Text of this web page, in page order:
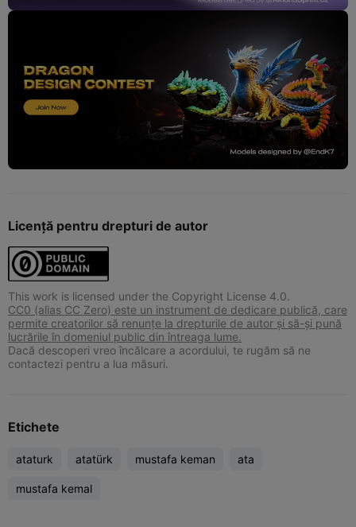
Licență pentru drepturi de autor
This work is licensed under the Copyright License 4.0.
CC0 (alias CC Zero) este un instrument de dedicare publică, care
permite creatorilor să renunțe la drepturile de autor și să-și pună
lucrările în domeniul public din întreaga lume.
Dacă descoperi vreo încălcare a acordului, te rugăm să ne
contactezi pentru a lua măsuri.
Etichete
ataturk atatürk mustafa keman ata
mustafa kemal